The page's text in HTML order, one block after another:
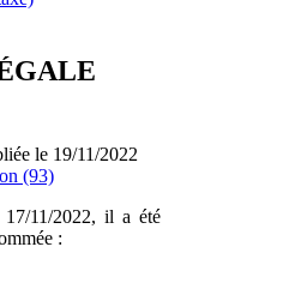
le 19/11/2022
(93)
11/2022, il a été
: